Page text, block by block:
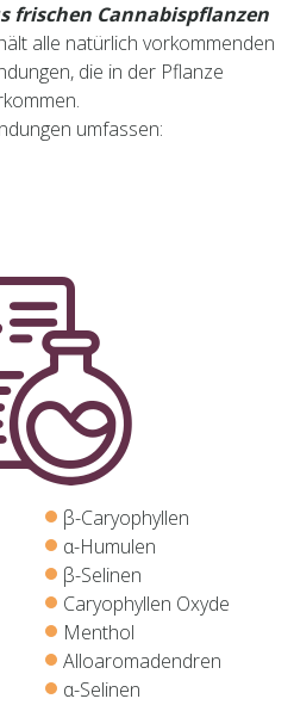
frischen Cannabispflanzen
alle natürlich vorkommenden
die in der Pflanze
umfassen:
β-Caryophyllen
α-Humulen
β-Selinen
Caryophyllen Oxyde
Menthol
Alloaromadendren
α-Selinen